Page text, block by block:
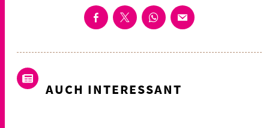
AUCH INTERESSANT